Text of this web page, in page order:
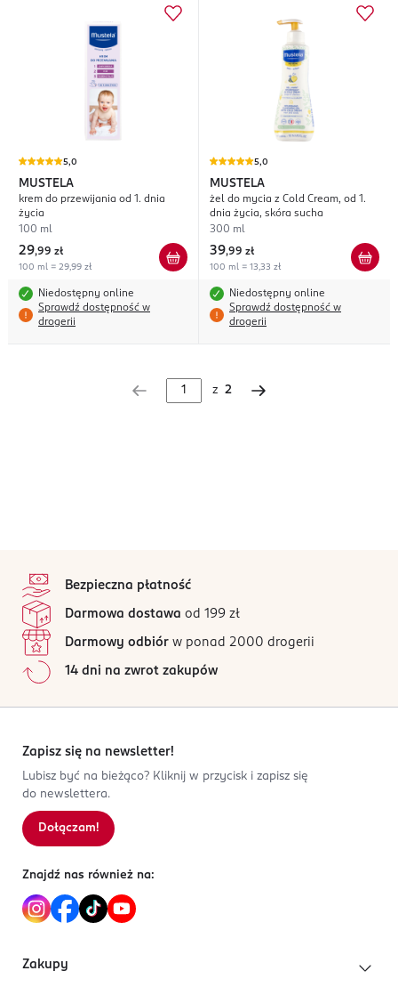
5,0
MUSTELA
krem do przewijania od 1. dnia
życia
100 ml
29,99 zł
100 ml = 29,99 zł
Niedostępny online
Sprawdź dostępność w
drogerii
5,0
MUSTELA
żel do mycia z Cold Cream, od 1.
dnia życia, skóra sucha
300 ml
39,99 zł
100 ml = 13,33 zł
Niedostępny online
Sprawdź dostępność w
drogerii
z 2
Bezpieczna płatność
Darmowa dostawa od 199 zł
Darmowy odbiór w ponad 2000 drogerii
14 dni na zwrot zakupów
Zapisz się na newsletter!
Lubisz być na bieżąco? Kliknij w przycisk i zapisz się
do newslettera.
Dołączam!
Znajdź nas również na:
Zakupy